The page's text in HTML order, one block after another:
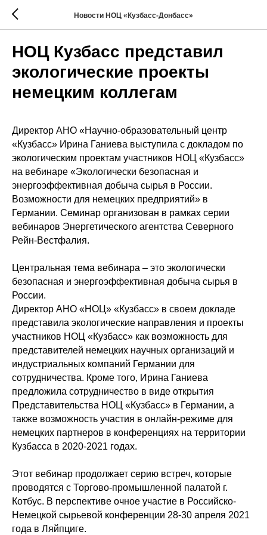
Новости НОЦ «Кузбасс-Донбасс»
НОЦ Кузбасс представил
экологические проекты
немецким коллегам
Директор АНО «Научно-образовательный центр
«Кузбасс» Ирина Ганиева выступила с докладом по
экологическим проектам участников НОЦ «Кузбасс»
на вебинаре «Экологически безопасная и
энергоэффективная добыча сырья в России.
Возможности для немецких предприятий» в
Германии. Семинар организован в рамках серии
вебинаров Энергетического агентства Северного
Рейн-Вестфалия.
Центральная тема вебинара – это экологически
безопасная и энергоэффективная добыча сырья в
России.
Директор АНО «НОЦ» «Кузбасс» в своем докладе
представила экологические направления и проекты
участников НОЦ «Кузбасс» как возможность для
представителей немецких научных организаций и
индустриальных компаний Германии для
сотрудничества. Кроме того, Ирина Ганиева
предложила сотрудничество в виде открытия
Представительства НОЦ «Кузбасс» в Германии, а
также возможность участия в онлайн-режиме для
немецких партнеров в конференциях на территории
Кузбасса в 2020-2021 годах.
Этот вебинар продолжает серию встреч, которые
проводятся с Торгово-промышленной палатой г.
Котбус. В перспективе очное участие в Российско-
Немецкой сырьевой конференции 28-30 апреля 2021
года в Ляйпциге.